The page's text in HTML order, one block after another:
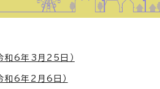
和6年3月25日）
和6年2月6日）